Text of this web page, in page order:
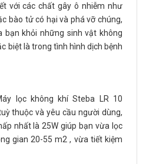
với các chất gây ô nhiễm như
bào tử có hại và phá vỡ chúng,
bạn khỏi những sinh vật không
biệt là trong tình hình dịch bệnh
lọc không khí Steba LR 10
thuộc và yêu cầu người dùng,
nhất là 25W giúp bạn vừa lọc
gian 20-55 m2 , vừa tiết kiệm